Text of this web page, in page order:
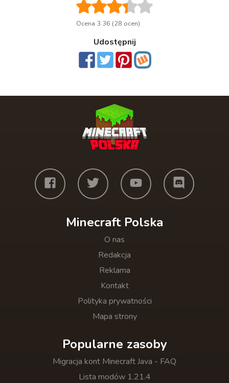
Ocena 3.36 (28 ocen)
Udostępnij
Minecraft Polska
O nas
Redakcja
Reklama
Kontakt
Polityka prywatności
Mapa strony
Popularne zasoby
Migracja kont Minecraft Java - FAQ
Lista modów 1.21.4